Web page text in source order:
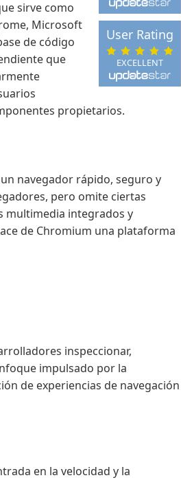
EXCELLENT
User Rating
sirve como
Microsoft
de código
que
propietarios.
navegador rápido, seguro y
pero omite ciertas
multimedia integrados y
de Chromium una plataforma
inspeccionar,
impulsado por la
de experiencias de navegación
en la velocidad y la